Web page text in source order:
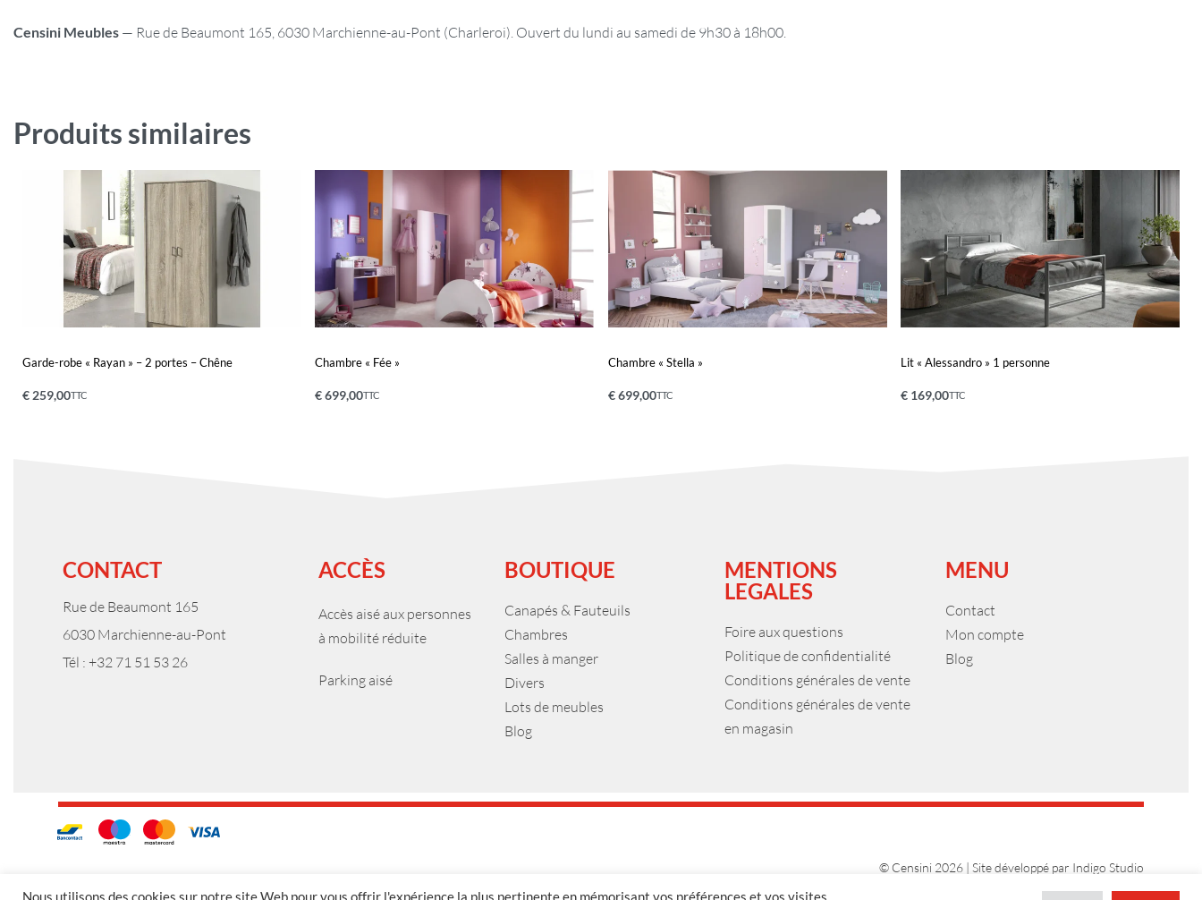
Censini Meubles — Rue de Beaumont 165, 6030 Marchienne-au-Pont (Charleroi). Ouvert du lundi au samedi de 9h30 à 18h00.
Produits similaires
Garde-robe « Rayan » – 2 portes – Chêne
€ 259,00TTC
Chambre « Fée »
€699,00TTC
Chambre « Stella »
€699,00TTC
Lit « Alessandro » 1 personne
€169,00TTC
CONTACT
Rue de Beaumont 165
6030 Marchienne-au-Pont
Tél : +32 71 51 53 26
ACCÈS
Accès aisé aux personnes
à mobilité réduite
Parking aisé
BOUTIQUE
Canapés & Fauteuils
Chambres
Salles à manger
Divers
Lots de meubles
Blog
MENTIONS
LEGALES
Foire aux questions
Politique de confidentialité
Conditions générales de vente
Conditions générales de vente
en magasin
MENU
Contact
Mon compte
Blog
© Censini 2026 | Site développé par Indigo Studio
Nous utilisons des cookies sur notre site Web pour vous offrir l'expérience la plus pertinente en mémorisant vos préférences et vos visites